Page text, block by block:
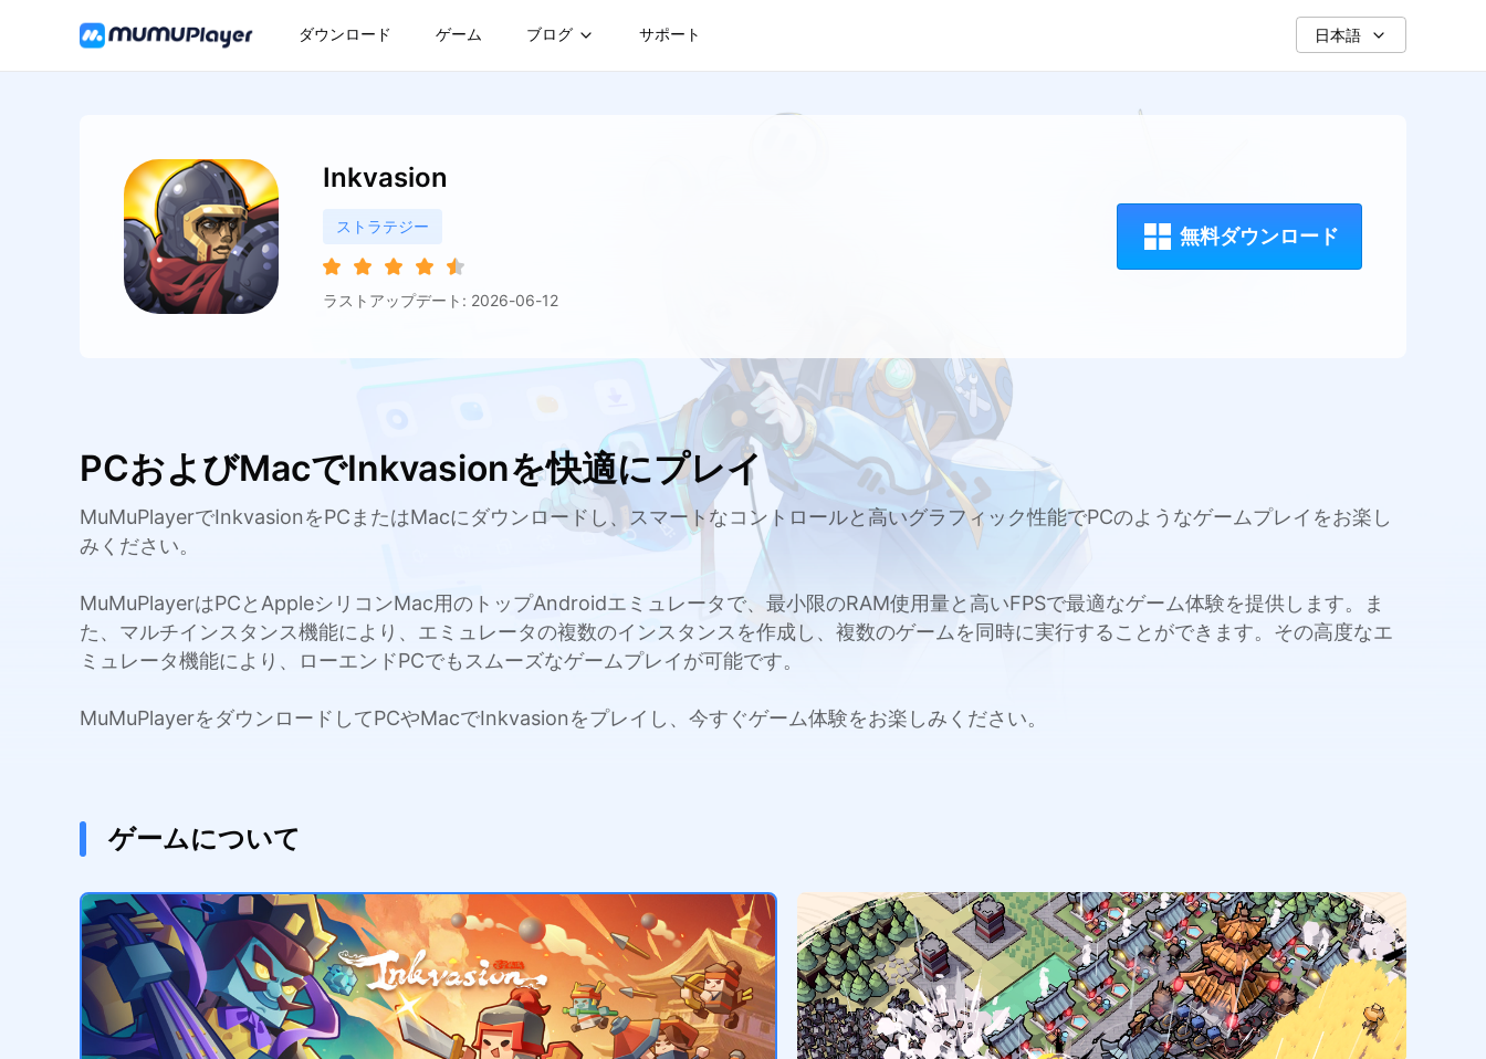
ダウンロード ゲーム ブログ サポート 日本語
Inkvasion
ストラテジー
ラストアップデート: 2026-06-12
無料ダウンロード
PCおよびMacでInkvasionを快適にプレイ
MuMuPlayerでInkvasionをPCまたはMacにダウンロードし、スマートなコントロールと高いグラフィック性能でPCのようなゲームプレイをお楽し
みください。
MuMuPlayerはPCとAppleシリコンMac用のトップAndroidエミュレータで、最小限のRAM使用量と高いFPSで最適なゲーム体験を提供します。ま
た、マルチインスタンス機能により、エミュレータの複数のインスタンスを作成し、複数のゲームを同時に実行することができます。その高度なエ
ミュレータ機能により、ローエンドPCでもスムーズなゲームプレイが可能です。
MuMuPlayerをダウンロードしてPCやMacでInkvasionをプレイし、今すぐゲーム体験をお楽しみください。
ゲームについて